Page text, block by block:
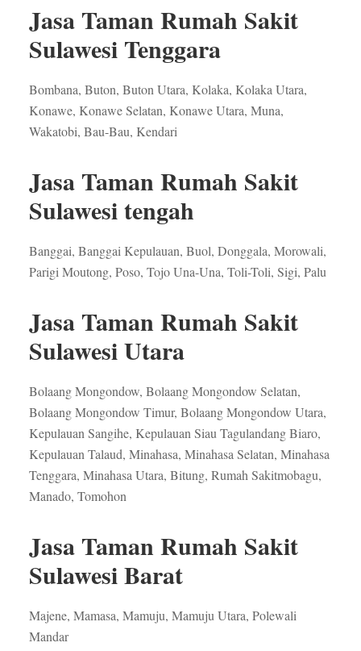
Jasa Taman Rumah Sakit
Sulawesi Tenggara
Bombana, Buton, Buton Utara, Kolaka, Kolaka Utara,
Konawe, Konawe Selatan, Konawe Utara, Muna,
Wakatobi, Bau-Bau, Kendari
Jasa Taman Rumah Sakit
Sulawesi tengah
Banggai, Banggai Kepulauan, Buol, Donggala, Morowali,
Parigi Moutong, Poso, Tojo Una-Una, Toli-Toli, Sigi, Palu
Jasa Taman Rumah Sakit
Sulawesi Utara
Bolaang Mongondow, Bolaang Mongondow Selatan,
Bolaang Mongondow Timur, Bolaang Mongondow Utara,
Kepulauan Sangihe, Kepulauan Siau Tagulandang Biaro,
Kepulauan Talaud, Minahasa, Minahasa Selatan, Minahasa
Tenggara, Minahasa Utara, Bitung, Rumah Sakitmobagu,
Manado, Tomohon
Jasa Taman Rumah Sakit
Sulawesi Barat
Majene, Mamasa, Mamuju, Mamuju Utara, Polewali
Mandar